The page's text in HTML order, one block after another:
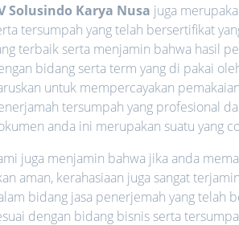
Solusindo Karya Nusa juga
tersumpah yang telah bersertifikat
terbaik serta menjamin bahwa hasil
bidang serta term yang di pakai
untuk mempercayakan
tersumpah yang profesional
anda ini merupakan suatu yang
juga menjamin bahwa jika anda
aman, kerahasiaan juga sangat
bidang jasa penerjemah yang telah
dengan bidang bisnis serta